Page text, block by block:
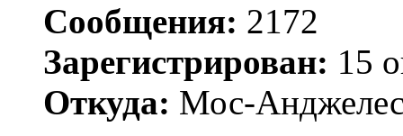
Сообщения: 2172
Зарегистрирован: 15
Откуда: Мос-